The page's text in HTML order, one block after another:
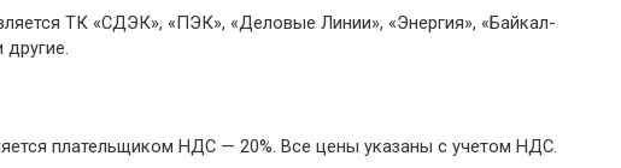
ТК «СДЭК», «ПЭК», «Деловые Линии», «Энергия», «Байкал-
другие.
плательщиком НДС — 20%. Все цены указаны с учетом НДС.